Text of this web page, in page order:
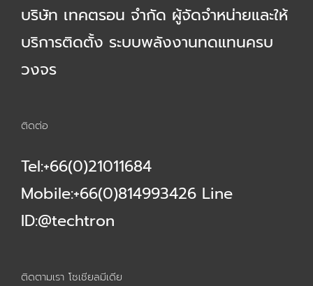
บริษัท เทคตรอน จำกัด ผู้จัดจำหน่ายและให้
บริการติดตั้ง ระบบพลังงานทดแทนครบ
วงจร
ติดต่อ
Tel:+66(0)21011684
Mobile:+66(0)814993426 Line
ID:@techtron
ติดตามเรา โซเชียลมีเดีย